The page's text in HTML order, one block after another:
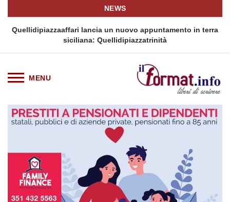
NEWS
Quellidipiazzaaffari lancia un nuovo appuntamento in terra
siciliana: Quellidipiazzatrinità